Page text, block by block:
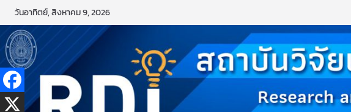
วันอาทิตย์, สิงหาคม 9, 2026